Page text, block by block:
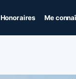
Honoraires Me